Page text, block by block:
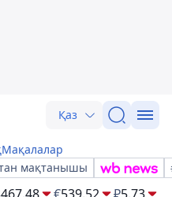
Қаз
Мақалалар
мақтанышы